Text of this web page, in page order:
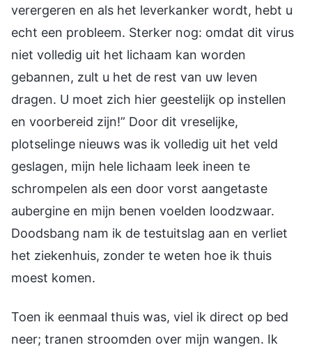
verergeren en als het leverkanker wordt, hebt u
echt een probleem. Sterker nog: omdat dit virus
niet volledig uit het lichaam kan worden
gebannen, zult u het de rest van uw leven
dragen. U moet zich hier geestelijk op instellen
en voorbereid zijn!” Door dit vreselijke,
plotselinge nieuws was ik volledig uit het veld
geslagen, mijn hele lichaam leek ineen te
schrompelen als een door vorst aangetaste
aubergine en mijn benen voelden loodzwaar.
Doodsbang nam ik de testuitslag aan en verliet
het ziekenhuis, zonder te weten hoe ik thuis
moest komen.
Toen ik eenmaal thuis was, viel ik direct op bed
neer; tranen stroomden over mijn wangen. Ik